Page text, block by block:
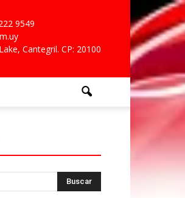
9549
Cantegril. CP: 20100